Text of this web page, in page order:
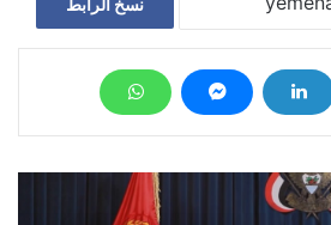
نسخ الرابط